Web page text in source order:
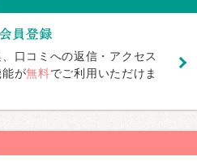
口コミへの返信・アクセス
が無料でご利用いただけま